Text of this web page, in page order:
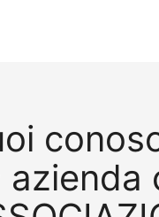
azienda